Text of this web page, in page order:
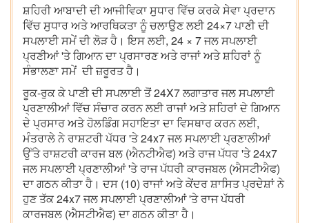
ਸ਼ਹਿਰੀ ਆਬਾਦੀ ਦੀ ਆਜੀਵਿਕਾ ਸੁਧਾਰ ਵਿੱਚ ਕਰਕੇ ਸੇਵਾ ਪ੍ਰਦਾਨ
ਵਿੱਚ ਸੁਧਾਰ ਅਤੇ ਆਰਥਿਕਤਾ ਨੂੰ ਚਲਾਉਣ ਲਈ 24×7 ਪਾਣੀ ਦੀ
ਸਪਲਾਈ ਸਮੇਂ ਦੀ ਲੋੜ ਹੈ। ਇਸ ਲਈ, 24 × 7 ਜਲ ਸਪਲਾਈ
ਪ੍ਰਣੀਆਂ 'ਤੇ ਗਿਆਨ ਦਾ ਪ੍ਰਸਾਰਣ ਅਤੇ ਰਾਜਾਂ ਅਤੇ ਸ਼ਹਿਰਾਂ ਨੂੰ
ਸੰਭਾਲਣਾ ਸਮੇਂ ਦੀ ਜ਼ਰੂਰਤ ਹੈ।
ਰੂਕ-ਰੁਕ ਕੇ ਪਾਣੀ ਦੀ ਸਪਲਾਈ ਤੋਂ 24X7 ਲਗਾਤਾਰ ਜਲ ਸਪਲਾਈ
ਪ੍ਰਣਾਲੀਆਂ ਵਿੱਚ ਸੰਚਾਰ ਕਰਨ ਲਈ ਰਾਜਾਂ ਅਤੇ ਸ਼ਹਿਰਾਂ ਦੇ ਗਿਆਨ
ਦੇ ਪ੍ਰਸਾਰ ਅਤੇ ਹੋਲਡਿੰਗ ਸਹਾਇਤਾ ਦਾ ਵਿਸਥਾਰ ਕਰਨ ਲਈ,
ਮੰਤਰਾਲੇ ਨੇ ਰਾਸ਼ਟਰੀ ਪੱਧਰ 'ਤੇ 24x7 ਜਲ ਸਪਲਾਈ ਪ੍ਰਣਾਲੀਆਂ
ਉੱਤੇ ਰਾਸ਼ਟਰੀ ਕਾਰਜ ਬਲ (ਐਨਟੀਐਫ) ਅਤੇ ਰਾਜ ਪੱਧਰ 'ਤੇ 24x7
ਜਲ ਸਪਲਾਈ ਪ੍ਰਣਾਲੀਆਂ 'ਤੇ ਰਾਜ ਪੱਧਰੀ ਕਾਰਜਬਲ (ਐਸਟੀਐਫ)
ਦਾ ਗਠਨ ਕੀਤਾ ਹੈ। ਦਸ (10) ਰਾਜਾਂ ਅਤੇ ਕੇਂਦਰ ਸ਼ਾਸਿਤ ਪ੍ਰਦੇਸ਼ਾਂ ਨੇ
ਹੁਣ ਤੱਕ 24x7 ਜਲ ਸਪਲਾਈ ਪ੍ਰਣਾਲੀਆਂ 'ਤੇ ਰਾਜ ਪੱਧਰੀ
ਕਾਰਜਬਲ (ਐਸਟੀਐਫ) ਦਾ ਗਠਨ ਕੀਤਾ ਹੈ।